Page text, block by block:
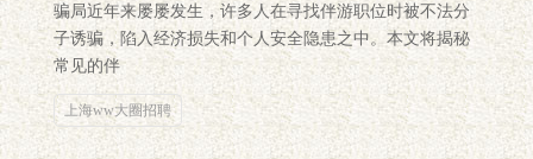
骗局近年来屡屡发生，许多人在寻找伴游职位时被不法分
子诱骗，陷入经济损失和个人安全隐患之中。本文将揭秘
常见的伴
上海ww大圈招聘